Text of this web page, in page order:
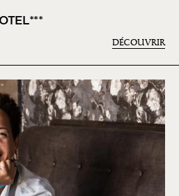
DÉCOUVRIR